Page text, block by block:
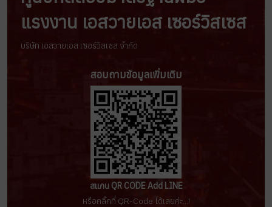
แรงงาน เอสวายเอส เซอร์วิสเซส
บริษัท เอสวายเอส เซอร์วิสเซส จำกัด
สอบถามข้อมูลเพิ่มเติม
สแกน QR CODE Add LINE
หรือคลิ๊กที่ QR-Code ได้เลยค่ะ...!